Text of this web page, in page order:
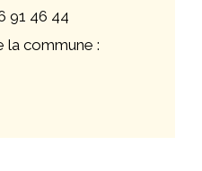
91 46 44
la commune :